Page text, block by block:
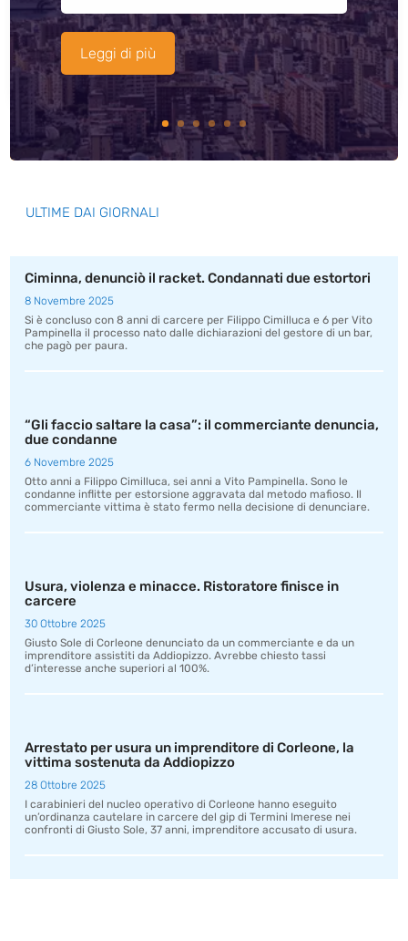
Leggi di più
ULTIME DAI GIORNALI
Ciminna, denunciò il racket. Condannati due estortori
8 Novembre 2025
Si è concluso con 8 anni di carcere per Filippo Cimilluca e 6 per Vito
Pampinella il processo nato dalle dichiarazioni del gestore di un bar,
che pagò per paura.
“Gli faccio saltare la casa”: il commerciante denuncia,
due condanne
6 Novembre 2025
Otto anni a Filippo Cimilluca, sei anni a Vito Pampinella. Sono le
condanne inflitte per estorsione aggravata dal metodo mafioso. Il
commerciante vittima è stato fermo nella decisione di denunciare.
Usura, violenza e minacce. Ristoratore finisce in
carcere
30 Ottobre 2025
Giusto Sole di Corleone denunciato da un commerciante e da un
imprenditore assistiti da Addiopizzo. Avrebbe chiesto tassi
d’interesse anche superiori al 100%.
Arrestato per usura un imprenditore di Corleone, la
vittima sostenuta da Addiopizzo
28 Ottobre 2025
I carabinieri del nucleo operativo di Corleone hanno eseguito
un’ordinanza cautelare in carcere del gip di Termini Imerese nei
confronti di Giusto Sole, 37 anni, imprenditore accusato di usura.